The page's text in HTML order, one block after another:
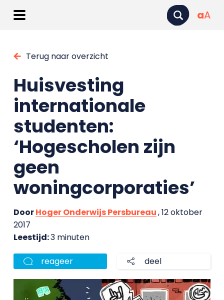
aA
Terug naar overzicht
Huisvesting
internationale
studenten:
‘Hogescholen zijn
geen
woningcorporaties’
DoorHoger Onderwijs Persbureau, 12 oktober
2017
Leestijd:3 minuten
reageer deel